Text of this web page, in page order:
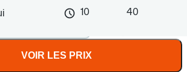
10 40
VOIR LES PRIX